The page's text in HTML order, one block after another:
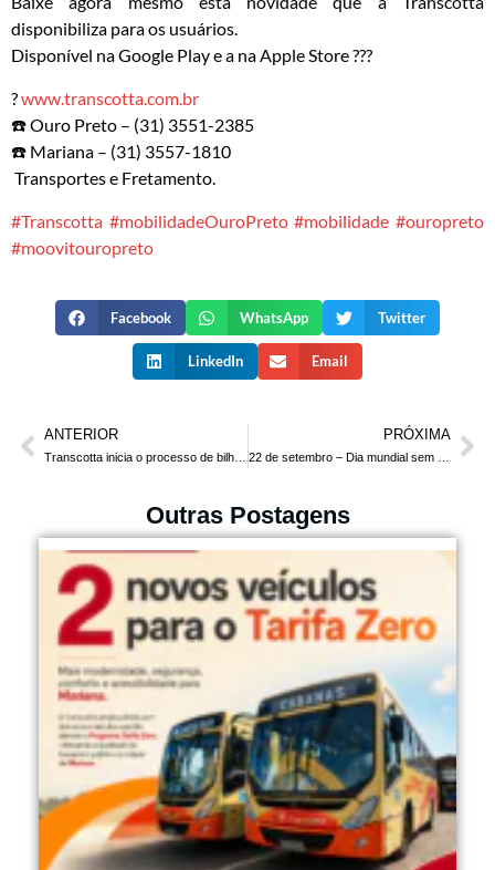
disponibiliza para os usuários.
Disponível na Google Play e a na Apple Store???
?www.transcotta.com.br
☎️Ouro Preto – (31) 3551-2385
☎️ Mariana – (31) 3557-1810
Transportes e Fretamento.
#Transcotta #mobilidadeOuroPreto #mobilidade #ouropreto
#moovitouropreto
Facebook WhatsApp Twitter
LinkedIn Email
ANTERIOR PRÓXIMA
Outras Postagens